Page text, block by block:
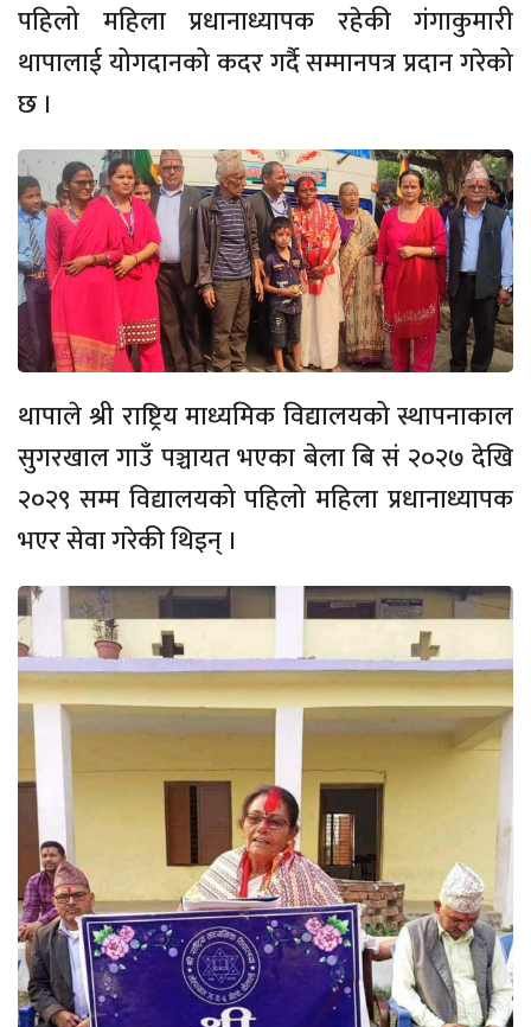
पहिलो महिला प्रधानाध्यापक रहेकी गंगाकुमारी
थापालाई योगदानको कदर गर्दै सम्मानपत्र प्रदान गरेको
छ ।
थापाले श्री राष्ट्रिय माध्यमिक विद्यालयको स्थापनाकाल
सुगरखाल गाउँ पञ्चायत भएका बेला बि सं २०२७ देखि
२०२९ सम्म विद्यालयको पहिलो महिला प्रधानाध्यापक
भएर सेवा गरेकी थिइन् ।